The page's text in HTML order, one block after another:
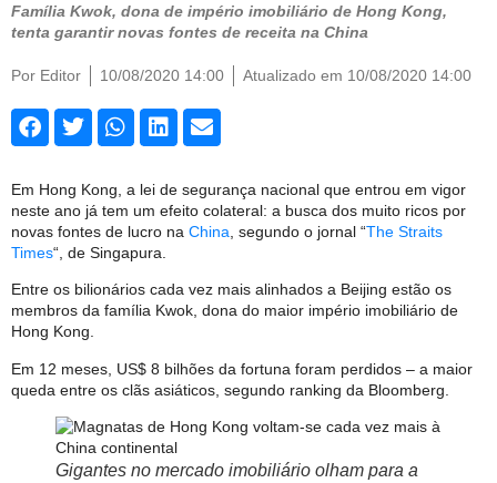
Família Kwok, dona de império imobiliário de Hong Kong,
tenta garantir novas fontes de receita na China
Por Editor 10/08/2020 14:00 Atualizado em 10/08/2020 14:00
Em Hong Kong, a lei de segurança nacional que entrou em vigor
neste ano já tem um efeito colateral: a busca dos muito ricos por
novas fontes de lucro na China , segundo o jornal “The Straits
Times“, de Singapura.
Entre os bilionários cada vez mais alinhados a Beijing estão os
membros da família Kwok, dona do maior império imobiliário de
Hong Kong.
Em 12 meses, US$ 8 bilhões da fortuna foram perdidos – a maior
queda entre os clãs asiáticos, segundo ranking da Bloomberg.
Gigantes no mercado imobiliário olham para a